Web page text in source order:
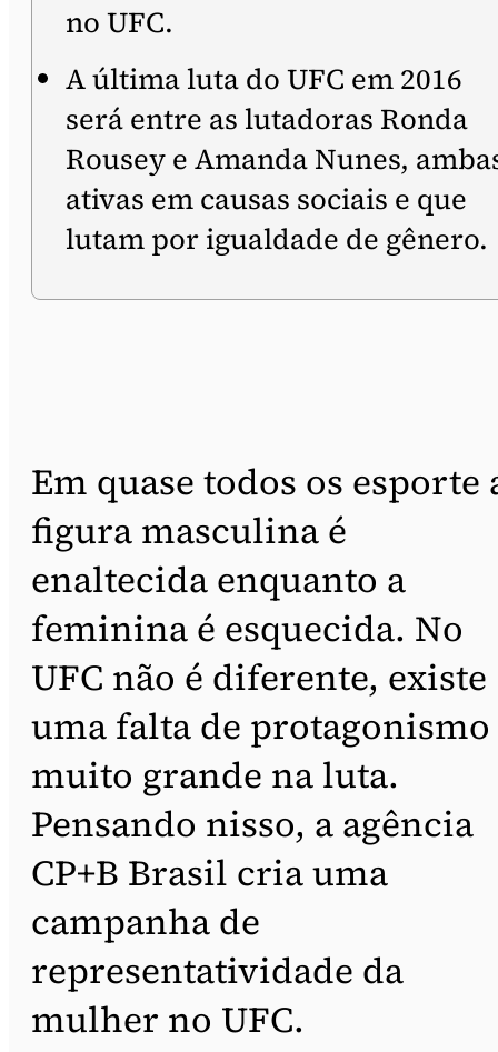
no UFC.
A última luta do UFC em 2016
será entre as lutadoras Ronda
Rousey e Amanda Nunes,
ativas em causas sociais e que
lutam por igualdade de gênero.
Em quase todos os esporte
figura masculina é
enaltecida enquanto a
feminina é esquecida. No
UFC não é diferente, existe
uma falta de protagonismo
muito grande na luta.
Pensando nisso, a agência
CP+B Brasil cria uma
campanha de
representatividade da
mulher no UFC.